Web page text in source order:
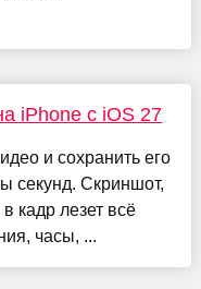
iPhone с iOS 27
и сохранить его
секунд. Скриншот,
кадр лезет всё
часы, ...